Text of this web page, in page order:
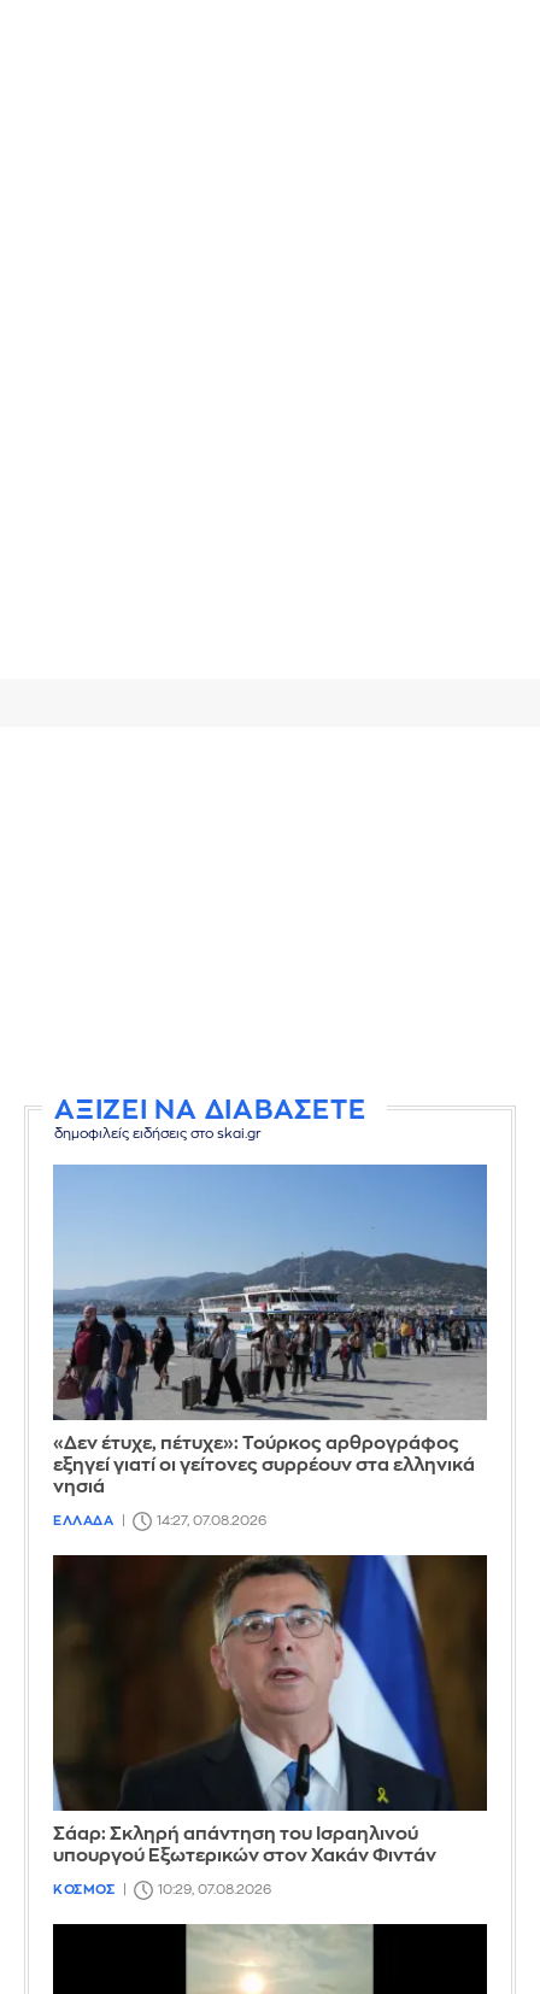
ΑΞΙΖΕΙ ΝΑ ΔΙΑΒΑΣΕΤΕ
δημοφιλείς ειδήσεις στο skai.gr
«Δεν έτυχε, πέτυχε»: Τούρκος αρθρογράφος
εξηγεί γιατί οι γείτονες συρρέουν στα ελληνικά
νησιά
ΕΛΛΑΔΑ 14:27, 07.08.2026
Σάαρ: Σκληρή απάντηση του Ισραηλινού
υπουργού Εξωτερικών στον Χακάν Φιντάν
ΚΟΣΜΟΣ 10:29, 07.08.2026